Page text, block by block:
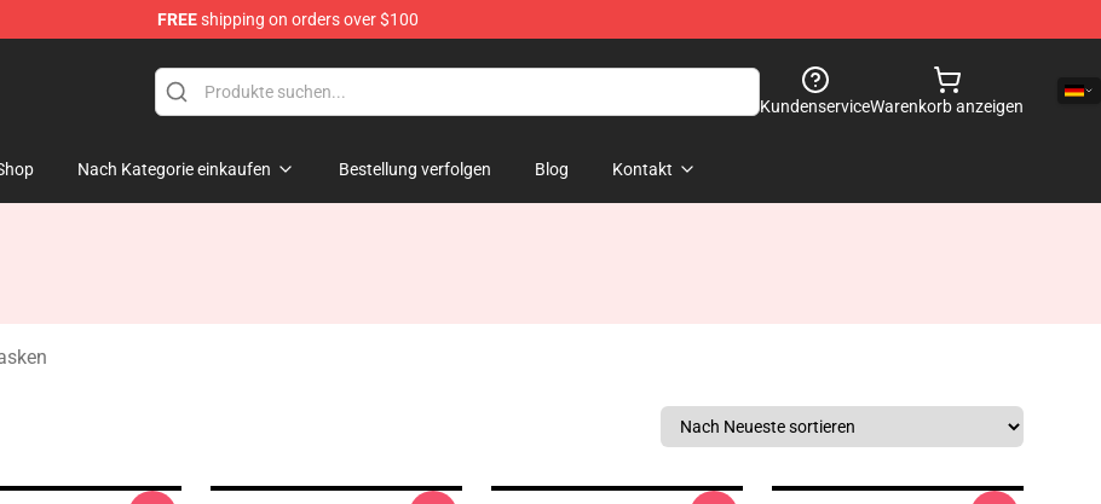
FREEshipping on orders over $100
KundenserviceWarenkorb anzeigen
Nach Kategorie einkaufen Bestellung verfolgen Blog Kontakt